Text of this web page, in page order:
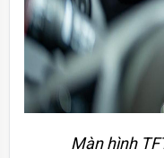
Màn hình